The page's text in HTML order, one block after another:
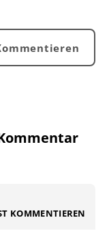
KOMMENTIEREN